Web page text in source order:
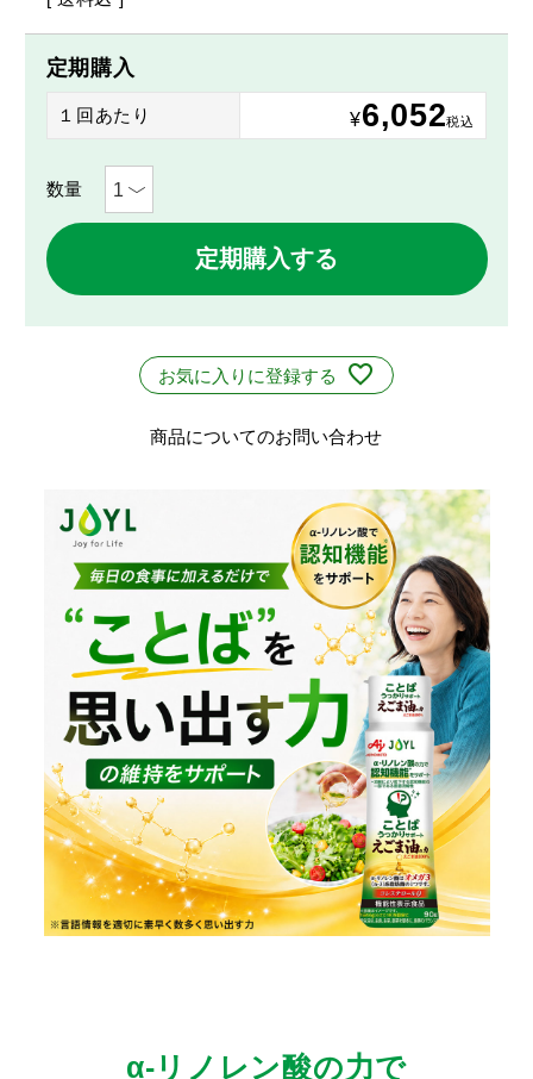
定期購入
１回あたり ¥6,052税込
定期購入する
お気に入りに登録する
商品についてのお問い合わせ
α-リノレン酸の力で